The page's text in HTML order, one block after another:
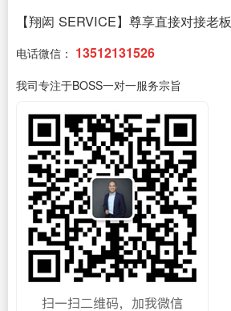
【翔闳 SERVICE】尊享直接对接老板
电话微信： 13512131526
我司专注于BOSS一对一服务宗旨